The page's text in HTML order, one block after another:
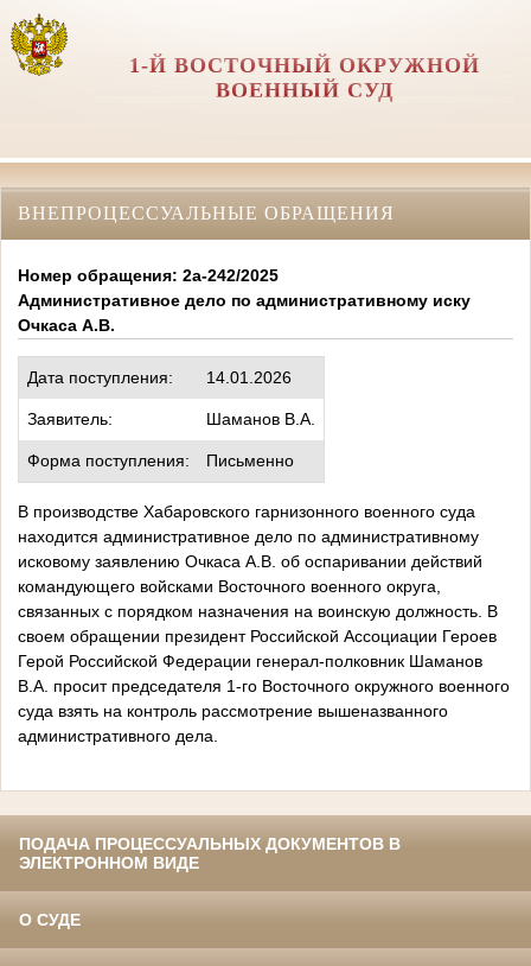
1-Й ВОСТОЧНЫЙ ОКРУЖНОЙ
ВОЕННЫЙ СУД
ВНЕПРОЦЕССУАЛЬНЫЕ ОБРАЩЕНИЯ
Номер обращения: 2а-242/2025
Административное дело по административному иску
Очкаса А.В.
Дата поступления: 14.01.2026
Заявитель: Шаманов В.А.
Форма поступления: Письменно
В производстве Хабаровского гарнизонного военного суда
находится административное дело по административному
исковому заявлению Очкаса А.В. об оспаривании действий
командующего войсками Восточного военного округа,
связанных с порядком назначения на воинскую должность. В
своем обращении президент Российской Ассоциации Героев
Герой Российской Федерации генерал-полковник Шаманов
В.А. просит председателя 1-го Восточного окружного военного
суда взять на контроль рассмотрение вышеназванного
административного дела.
ПОДАЧА ПРОЦЕССУАЛЬНЫХ ДОКУМЕНТОВ В
ЭЛЕКТРОННОМ ВИДЕ
О СУДЕ